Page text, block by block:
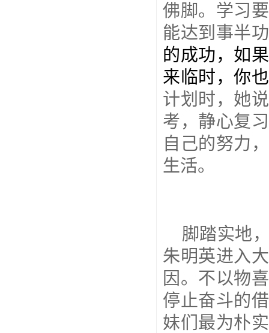
佛脚。学习
能达到事半
的成功，如
来临时，你
计划时，她
考，静心复
自己的努力
生活。
脚踏实地
朱明英进入
因。不以物
停止奋斗的
妹们最为朴